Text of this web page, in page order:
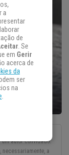
autor convidado.
a
a
de
. Se
em Gerir
acerca de
da
ser
na
.